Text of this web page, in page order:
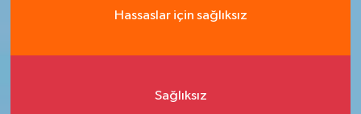
Hassaslar için sağlıksız
Sağlıksız